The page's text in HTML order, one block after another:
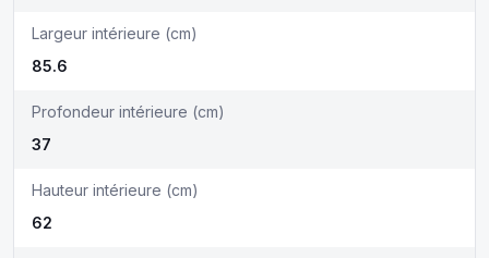
Largeur intérieure (cm)
85.6
Profondeur intérieure (cm)
37
Hauteur intérieure (cm)
62